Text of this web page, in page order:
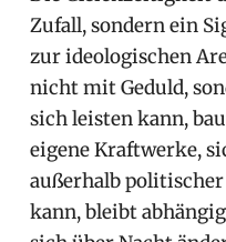
Zufall, sondern ein
zur ideologischen
nicht mit Geduld,
sich leisten kann,
eigene Kraftwerke,
außerhalb
kann, bleibt